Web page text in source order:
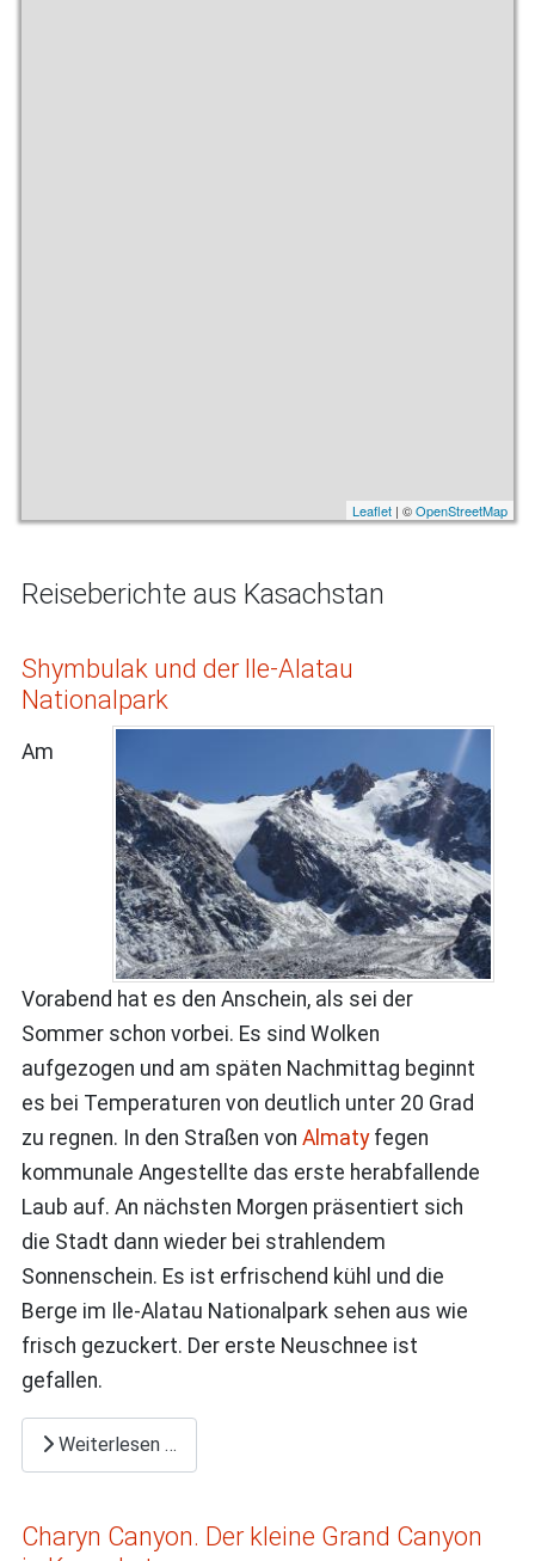
Leaflet | ©OpenStreetMap
Reiseberichte aus Kasachstan
Shymbulak und der Ile-Alatau
Nationalpark
Am
Vorabend hat es den Anschein, als sei der
Sommer schon vorbei. Es sind Wolken
aufgezogen und am späten Nachmittag beginnt
es bei Temperaturen von deutlich unter 20 Grad
zu regnen. In den Straßen von Almatyfegen
kommunale Angestellte das erste herabfallende
Laub auf. An nächsten Morgen präsentiert sich
die Stadt dann wieder bei strahlendem
Sonnenschein. Es ist erfrischend kühl und die
Berge im Ile-Alatau Nationalpark sehen aus wie
frisch gezuckert. Der erste Neuschnee ist
gefallen.
Weiterlesen …
Charyn Canyon. Der kleine Grand Canyon